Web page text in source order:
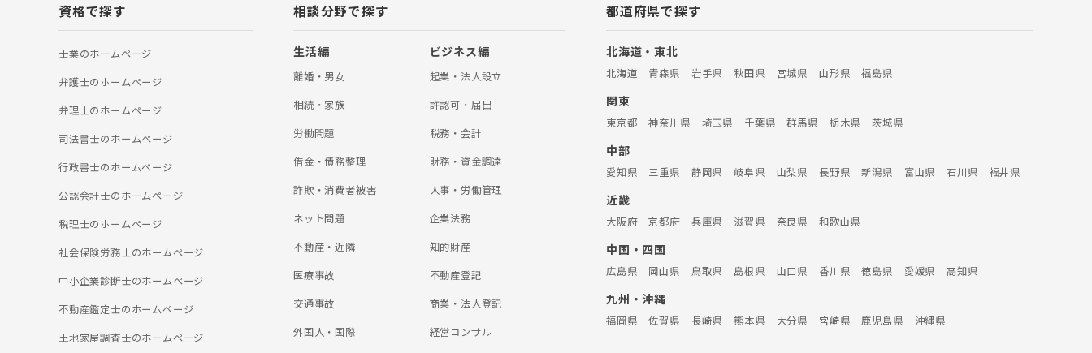
所であり続けたいと考えています。交通事故に関し
てお悩みがあればお気軽にご連絡ください。 【離
婚】 一口に離婚事件といっても、親権、養育費、面
会交流、財産分与、慰謝料など千差万別です。弁護
士法人ALG東京オフィスでは、数多の離婚事件に携
より適切な対処方法を考案することができます。 そ
関するご相談も承っております。 お困りごとがあり
ご相談ください。
資格で探す
士業のホームぺージ
弁護士のホームぺージ
弁理士のホームぺージ
司法書士のホームぺージ
行政書士のホームぺージ
公認会計士のホームぺージ
税理士のホームぺージ
社会保険労務士のホームぺージ
中小企業診断士のホームぺージ
不動産鑑定士のホームぺージ
土地家屋調査士のホームぺージ
相談分野で探す
生活編
離婚・男女
相続・家族
労働問題
借金・債務整理
詐欺・消費者被害
ネット問題
不動産・近隣
医療事故
交通事故
外国人・国際
ビジネス編
起業・法人設立
許認可・届出
税務・会計
財務・資金調達
人事・労働管理
企業法務
知的財産
不動産登記
商業・法人登記
経営コンサル
都道府県で探す
北海道・東北
北海道 青森県 岩手県 秋田県 宮城県 山形県 福島県
関東
東京都 神奈川県 埼玉県 千葉県 群馬県 栃木県 茨城県
中部
愛知県 三重県 静岡県 岐阜県 山梨県 長野県 新潟県 富山県 石川県 福井県
近畿
大阪府 京都府 兵庫県 滋賀県 奈良県 和歌山県
中国・四国
広島県 岡山県 鳥取県 島根県 山口県 香川県 徳島県 愛媛県 高知県
九州・沖縄
福岡県 佐賀県 長崎県 熊本県 大分県 宮崎県 鹿児島県 沖縄県